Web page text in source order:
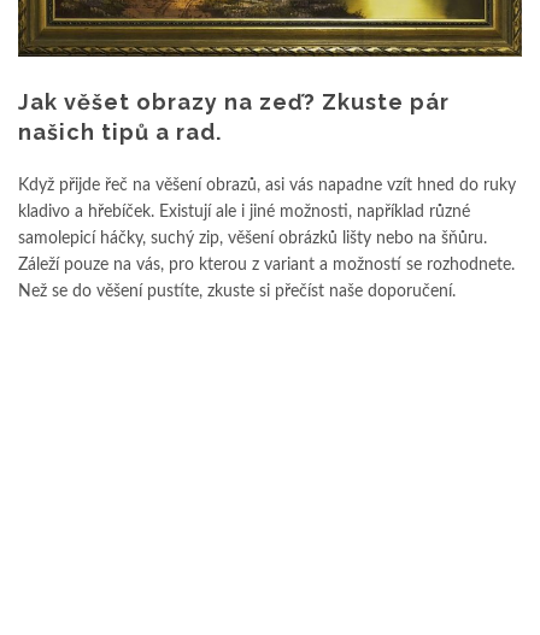
Jak věšet obrazy na zeď? Zkuste pár
našich tipů a rad.
Když přijde řeč na věšení obrazů, asi vás napadne vzít hned do ruky
kladivo a hřebíček. Existují ale i jiné možnosti, například různé
samolepicí háčky, suchý zip, věšení obrázků lišty nebo na šňůru.
Záleží pouze na vás, pro kterou z variant a možností se rozhodnete.
Než se do věšení pustíte, zkuste si přečíst naše doporučení.